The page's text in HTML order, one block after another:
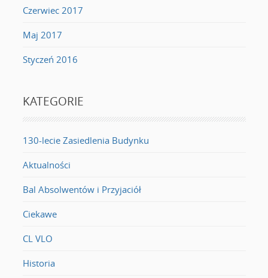
Czerwiec 2017
Maj 2017
Styczeń 2016
KATEGORIE
130-lecie Zasiedlenia Budynku
Aktualności
Bal Absolwentów i Przyjaciół
Ciekawe
CL VLO
Historia